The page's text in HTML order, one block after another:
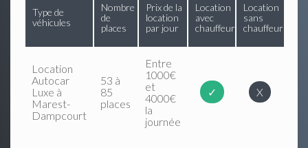
Type de
véhicules
Nombre
de
places
Prix de la
location
par jour
Location
avec
chauffeur
Location
sans
chauffeur
Location
Autocar
Luxe à
Marest-
Dampcourt
53 à
85
places
Entre
1000€
et
4000€
la
journée
✓ X